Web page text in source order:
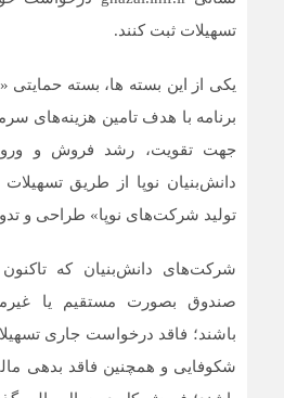
تسهیلات ثبت کنند.
یکی از این بسته ها، بسته حمایتی
برنامه با هدف تامین هزینه‌های
جهت تقویت، رشد فروش و
دانش‌بنیان نوپا از طریق
تولید شرکت‌‏های نوپا» طراحی و
شرکت‌های دانش‌بنیان که تاکنون
صندوق بصورت مستقیم یا
باشند؛ فاقد درخواست جاری